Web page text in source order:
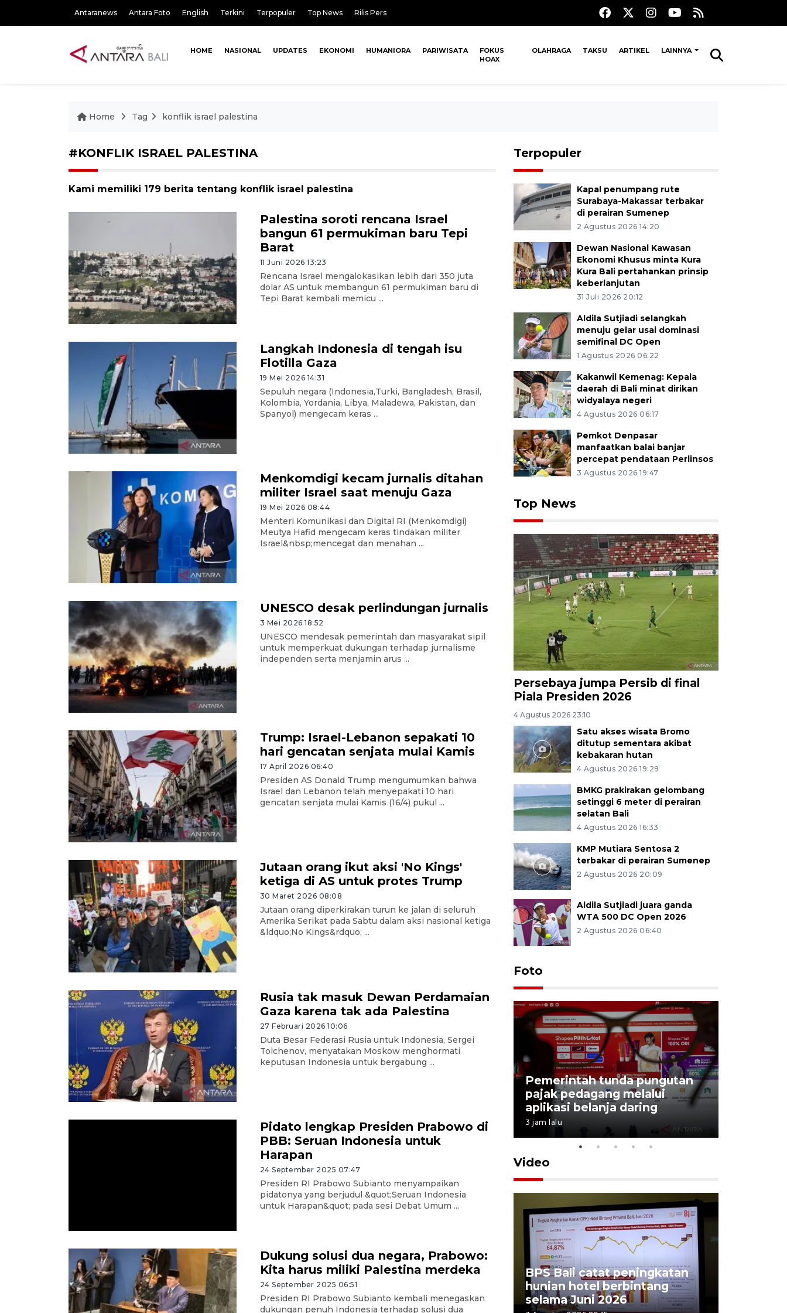
Antaranews Antara Foto English Terkini Terpopuler Top News Rilis Pers
HOME NASIONAL UPDATES EKONOMI HUMANIORA PARIWISATA
FOKUS
HOAX
OLAHRAGA TAKSU ARTIKEL LAINNYA
Home Tag konflik israel palestina
#KONFLIK ISRAEL PALESTINA
Kami memiliki 179 berita tentang konflik israel palestina
Palestina soroti rencana Israel
bangun 61 permukiman baru Tepi
Barat
11 Juni 2026 13:23
Rencana Israel mengalokasikan lebih dari 350 juta
dolar AS untuk membangun 61 permukiman baru di
Tepi Barat kembali memicu ...
Langkah Indonesia di tengah isu
Flotilla Gaza
19 Mei 2026 14:31
Sepuluh negara (Indonesia,Turki, Bangladesh, Brasil,
Kolombia, Yordania, Libya, Maladewa, Pakistan, dan
Spanyol) mengecam keras ...
Menkomdigi kecam jurnalis ditahan
militer Israel saat menuju Gaza
19 Mei 2026 08:44
Menteri Komunikasi dan Digital RI (Menkomdigi)
Meutya Hafid mengecam keras tindakan militer
Israel&nbsp;mencegat dan menahan ...
UNESCO desak perlindungan jurnalis
3 Mei 2026 18:52
UNESCO mendesak pemerintah dan masyarakat sipil
untuk memperkuat dukungan terhadap jurnalisme
independen serta menjamin arus ...
Trump: Israel-Lebanon sepakati 10
hari gencatan senjata mulai Kamis
17 April 2026 06:40
Presiden AS Donald Trump mengumumkan bahwa
Israel dan Lebanon telah menyepakati 10 hari
gencatan senjata mulai Kamis (16/4) pukul ...
Jutaan orang ikut aksi 'No Kings'
ketiga di AS untuk protes Trump
30 Maret 2026 08:08
Jutaan orang diperkirakan turun ke jalan di seluruh
Amerika Serikat pada Sabtu dalam aksi nasional ketiga
&ldquo;No Kings&rdquo; ...
Rusia tak masuk Dewan Perdamaian
Gaza karena tak ada Palestina
27 Februari 2026 10:06
Duta Besar Federasi Rusia untuk Indonesia, Sergei
Tolchenov, menyatakan Moskow menghormati
keputusan Indonesia untuk bergabung ...
Pidato lengkap Presiden Prabowo di
PBB: Seruan Indonesia untuk
Harapan
24 September 2025 07:47
Presiden RI Prabowo Subianto menyampaikan
pidatonya yang berjudul &quot;Seruan Indonesia
untuk Harapan&quot; pada sesi Debat Umum ...
Dukung solusi dua negara, Prabowo:
Kita harus miliki Palestina merdeka
24 September 2025 06:51
Presiden RI Prabowo Subianto kembali menegaskan
dukungan penuh Indonesia terhadap solusi dua
Terpopuler
Kapal penumpang rute
Surabaya-Makassar terbakar
di perairan Sumenep
2 Agustus 2026 14:20
Dewan Nasional Kawasan
Ekonomi Khusus minta Kura
Kura Bali pertahankan prinsip
keberlanjutan
31 Juli 2026 20:12
Aldila Sutjiadi selangkah
menuju gelar usai dominasi
semifinal DC Open
1 Agustus 2026 06:22
Kakanwil Kemenag: Kepala
daerah di Bali minat dirikan
widyalaya negeri
4 Agustus 2026 06:17
Pemkot Denpasar
manfaatkan balai banjar
percepat pendataan Perlinsos
3 Agustus 2026 19:47
Top News
Persebaya jumpa Persib di final
Piala Presiden 2026
4 Agustus 2026 23:10
Satu akses wisata Bromo
ditutup sementara akibat
kebakaran hutan
4 Agustus 2026 19:29
BMKG prakirakan gelombang
setinggi 6 meter di perairan
selatan Bali
4 Agustus 2026 16:33
KMP Mutiara Sentosa 2
terbakar di perairan Sumenep
2 Agustus 2026 20:09
Aldila Sutjiadi juara ganda
WTA 500 DC Open 2026
2 Agustus 2026 06:40
Foto
4 Agustus 2026 19:29
Pemerintah tunda pungutan
pajak pedagang melalui
aplikasi belanja daring
3 jam lalu
Video
Persiapan Skuad Garuda
jelang laga lawan Kamboja
pada Piala AFF
BPS Bali catat peningkatan
hunian hotel berbintang
selama Juni 2026